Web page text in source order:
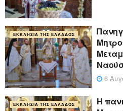
ΕΚΚΛΗΣΊΑ ΤΗΣ ΕΛΛΆΔΟΣ
6
ΕΚΚΛΗΣΊΑ ΤΗΣ ΕΛΛΆΔΟΣ
Η